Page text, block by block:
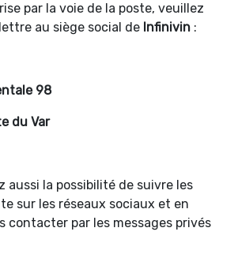
par la voie de la poste, veuillez
au siège social de Infinivin :
98
du Var
aussi la possibilité de suivre les
sur les réseaux sociaux et en
contacter par les messages privés